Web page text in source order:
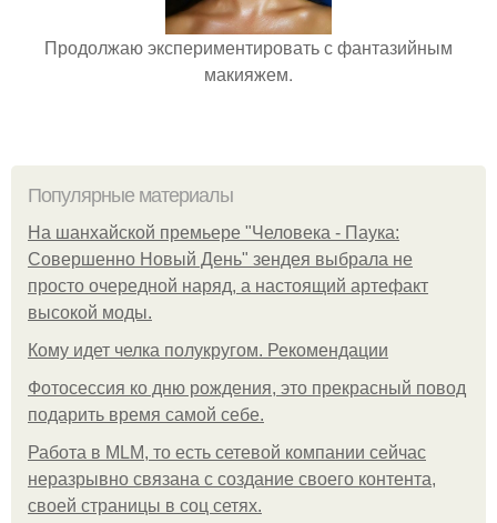
Продолжаю экспериментировать с фантазийным
макияжем.
Популярные материалы
На шанхайской премьере "Человека - Паука:
Совершенно Новый День" зендея выбрала не
просто очередной наряд, а настоящий артефакт
высокой моды.
Кому идет челка полукругом. Рекомендации
Фотосессия ко дню рождения, это прекрасный повод
подарить время самой себе.
Работа в MLM, то есть сетевой компании сейчас
неразрывно связана с создание своего контента,
своей страницы в соц сетях.